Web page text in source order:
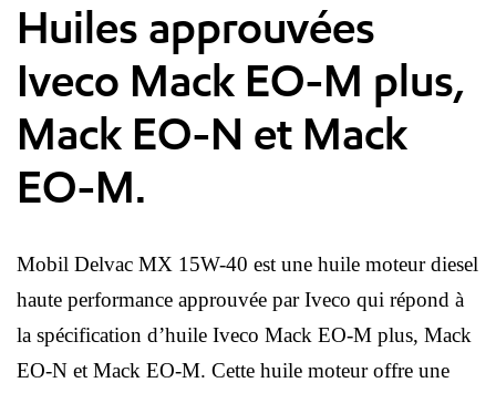
Huiles approuvées
Iveco Mack EO-M plus,
Mack EO-N et Mack
EO-M.
Mobil Delvac MX 15W-40 est une huile moteur diesel
haute performance approuvée par Iveco qui répond à
la spécification d’huile Iveco Mack EO-M plus, Mack
EO-N et Mack EO-M. Cette huile moteur offre une